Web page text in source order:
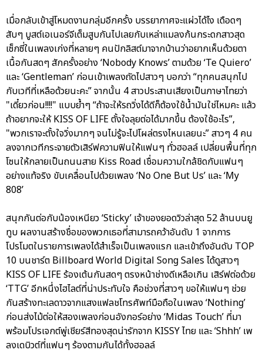
เมื่อกลับเข้าสู่โหมดงานกลุ่มอีกครั้ง บรรยากาศจะแผ่วได้ไง เดือดๆ
สับๆ บูสต์เอเนอร์จีเต็มสูบกันไปเลยกับเหล่าแมลงก้นกระดกสาวสุด
เซ็กซี่ในเพลงเก่งที่หลายๆ คนปักลิสต์มาจากบ้านว่าอยากเห็นด้วยตา
เนื้อกันสดๆ สักครั้งอย่าง ‘Nobody Knows’ ตามด้วย ‘Te Quiero’
และ ‘Gentleman’ ก่อนเข้าเพลงถัดไปสาวๆ บอกว่า “ทุกคนสนุกไป
กับเวทีที่เหลือด้วยนะคะ” จากนั้น 4 สาวประสานเสียงเป็นภาษาไทยว่า
"เดี๋ยวก่อน!!!!" แบบย้ำๆ “ถ้าจะให้รถวิ่งได้ดีก็ต้องใช้น้ำมันใช่ไหมคะ แล้ว
ถ้าอยากจะให้ KISS OF LIFE ตั้งใจลุยต่อได้มากขึ้น ต้องใช้อะไร”,
"พวกเราจะตั้งใจวิ่งมากๆ จนไม่รู้จะไปโผล่ตรงไหนเลยนะ” สาวๆ 4 คน
ลงจากเวทีกระจายตัวเสิร์ฟความฟินให้แฟนๆ ทั่วฮอลล์ เปลี่ยนพื้นที่ทุก
โซนให้กลายเป็นถนนสาย Kiss Road เชื่อมความใกล้ชิดกับแฟนๆ
อย่างแท้จริง ขับเคลื่อนไปด้วยเพลง ‘No One But Us’ และ ‘My
808’
สนุกกันต่อกับน้องเหนียว ‘Sticky’ เจ้าของยอดวิวล่าสุด 52 ล้านบนยู
ทูบ ผลงานสร้างชื่อของพวกเธอที่สามารถคว้าอันดับ 1 จากการ
โปรโมตในรายการเพลงได้สำเร็จเป็นเพลงแรก และเข้าถึงอันดับ TOP
10 บนชาร์ต Billboard World Digital Song Sales ได้ดูสาวๆ
KISS OF LIFE ร้องเต้นกันสดๆ ตรงหน้าช่างดีเหลือเกิน เสิร์ฟต่อด้วย
‘TTG’ อีกหนึ่งไฮไลต์ที่น่าประทับใจ คือช่วงที่สาวๆ ขอให้แฟนๆ ช่วย
กันสร้างทะเลดาวจากแสงแฟลชโทรศัพท์มือถือในเพลง ‘Nothing’
ก่อนส่งไม้ต่อให้สองเพลงก่อนอังกอร์อย่าง ‘Midas Touch’ ที่มา
พร้อมโปรเจกต์พู่เชียร์สีทองสุดน่ารักจาก KISSY ไทย และ ‘Shhh’ เพ
ลงเดบิวต์ที่แฟนๆ ร้องตามกันได้ทั้งฮอลล์